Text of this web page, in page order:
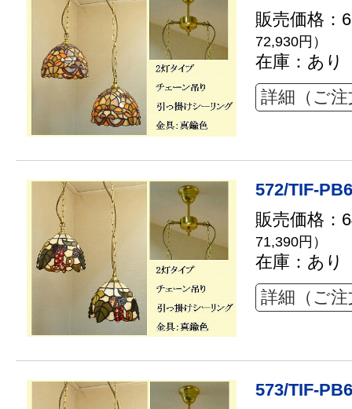
販売価格：
72,930円）
在庫：あり
詳細（ご
572/TIF-
販売価格：
71,390円）
在庫：あり
詳細（ご
573/TIF-